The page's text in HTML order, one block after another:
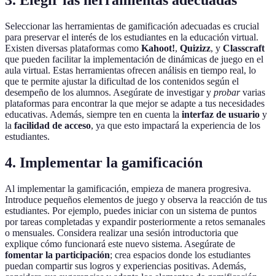
Seleccionar las herramientas de gamificación adecuadas es crucial
para preservar el interés de los estudiantes en la educación virtual.
Existen diversas plataformas como Kahoot!, Quizizz, y Classcraft
que pueden facilitar la implementación de dinámicas de juego en el
aula virtual. Estas herramientas ofrecen análisis en tiempo real, lo
que te permite ajustar la dificultad de los contenidos según el
desempeño de los alumnos. Asegúrate de investigar y probarvarias
plataformas para encontrar la que mejor se adapte a tus necesidades
educativas. Además, siempre ten en cuenta la interfaz de usuario y
la facilidad de acceso, ya que esto impactará la experiencia de los
estudiantes.
4. Implementar la gamificación
Al implementar la gamificación, empieza de manera progresiva.
Introduce pequeños elementos de juego y observa la reacción de tus
estudiantes. Por ejemplo, puedes iniciar con un sistema de puntos
por tareas completadas y expandir posteriormente a retos semanales
o mensuales. Considera realizar una sesión introductoria que
explique cómo funcionará este nuevo sistema. Asegúrate de
fomentar la participación; crea espacios donde los estudiantes
puedan compartir sus logros y experiencias positivas. Además,